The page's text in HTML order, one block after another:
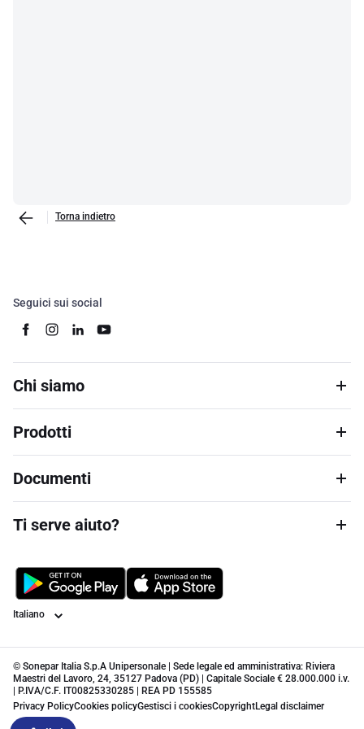
Torna indietro
Seguici sui social
Chi siamo
Prodotti
Documenti
Ti serve aiuto?
Lingua
© Sonepar Italia S.p.A Unipersonale | Sede legale ed amministrativa: Riviera
Maestri del Lavoro, 24, 35127 Padova (PD) | Capitale Sociale € 28.000.000 i.v.
| P.IVA/C.F. IT00825330285 | REA PD 155585
Privacy PolicyCookies policyGestisci i cookiesCopyrightLegal disclaimer